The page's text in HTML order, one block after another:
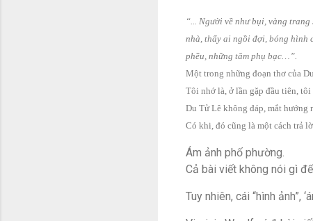
“... Người về như bụi, vàng
nhà, thấy ai ngồi đợi, bóng hình
phều, những tăm phụ bạc…”.
Một trong những đoạn thơ của
Tôi nhớ là, ở lần gặp đầu tiên,
Du Tử Lê không đáp, mắt
Có khi, đó cũng là một cách trả
Ám ảnh phố phường.
Cả bài viết không nói gì
Tuy nhiên, cái “hình ảnh”,